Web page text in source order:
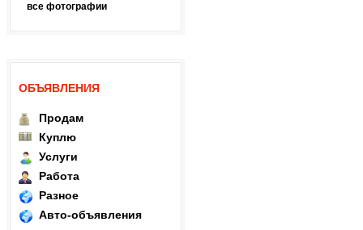
все фотографии
ОБЪЯВЛЕНИЯ
Продам
Куплю
Услуги
Работа
Разное
Авто-объявления